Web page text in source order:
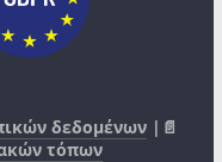
δεδομένων |📄
τόπων